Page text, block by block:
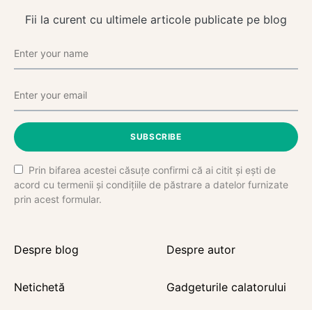
Fii la curent cu ultimele articole publicate pe blog
SUBSCRIBE
Prin bifarea acestei căsuțe confirmi că ai citit și ești de
acord cu termenii și condițiile de păstrare a datelor furnizate
prin acest formular.
Despre blog Despre autor
Netichetă Gadgeturile calatorului